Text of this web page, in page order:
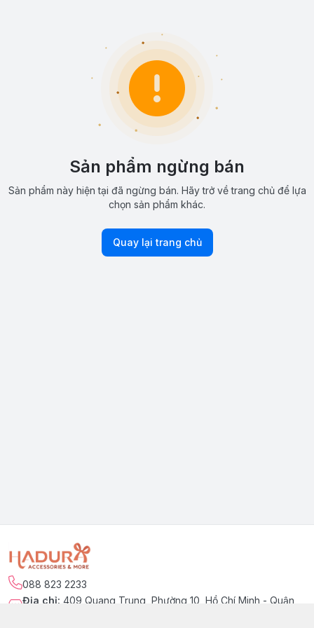
Sản phẩm ngừng bán
Sản phẩm này hiện tại đã ngừng bán. Hãy trở về trang chủ để lựa
chọn sản phẩm khác.
Quay lại trang chủ
088 823 2233
Địa chỉ: 409 Quang Trung, Phường 10, Hồ Chí Minh - Quận